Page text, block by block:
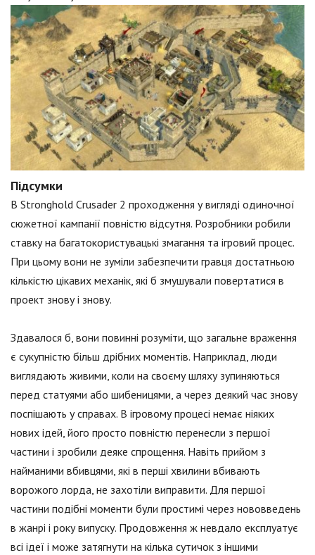
Підсумки
В Stronghold Crusader 2 проходження у вигляді одиночної
сюжетної кампанії повністю відсутня. Розробники робили
ставку на багатокористувацькі змагання та ігровий процес.
При цьому вони не зуміли забезпечити гравця достатньою
кількістю цікавих механік, які б змушували повертатися в
проект знову і знову.
Здавалося б, вони повинні розуміти, що загальне враження
є сукупністю більш дрібних моментів. Наприклад, люди
виглядають живими, коли на своєму шляху зупиняються
перед статуями або шибеницями, а через деякий час знову
поспішають у справах. В ігровому процесі немає ніяких
нових ідей, його просто повністю перенесли з першої
частини і зробили деяке спрощення. Навіть прийом з
найманими вбивцями, які в перші хвилини вбивають
ворожого лорда, не захотіли виправити. Для першої
частини подібні моменти були простимі через нововведень
в жанрі і року випуску. Продовження ж невдало експлуатує
всі ідеї і може затягнути на кілька сутичок з іншими